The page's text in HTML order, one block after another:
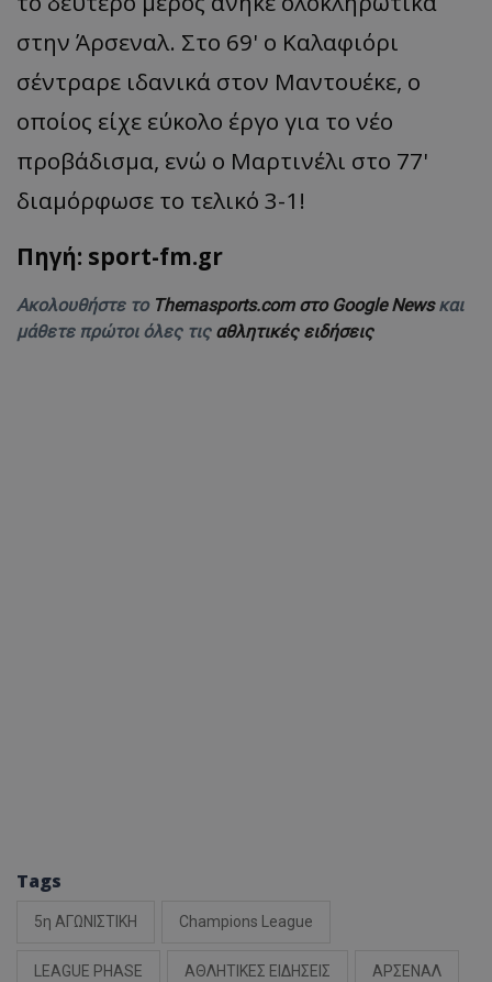
στην Άρσεναλ. Στο 69' ο Καλαφιόρι
σέντραρε ιδανικά στον Μαντουέκε, ο
οποίος είχε εύκολο έργο για το νέο
προβάδισμα, ενώ ο Μαρτινέλι στο 77'
διαμόρφωσε το τελικό 3-1!
Πηγή: sport-fm.gr
Ακολουθήστε το Themasports.com στο Google Newsκαι
μάθετε πρώτοι όλες τις αθλητικές ειδήσεις
Tags
5η ΑΓΩΝΙΣΤΙΚΗ Champions League
LEAGUE PHASE ΑΘΛΗΤΙΚΕΣ ΕΙΔΗΣΕΙΣ ΑΡΣΕΝΑΛ